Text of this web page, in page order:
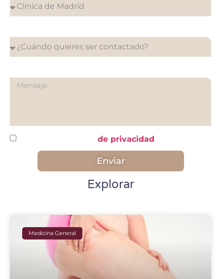
de privacidad
Enviar
Explorar
Medicina General